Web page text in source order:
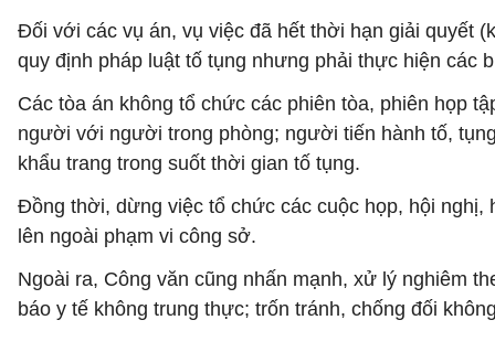
Đối với các vụ án, vụ việc đã hết thời hạn giải quyết
quy định pháp luật tố tụng nhưng phải thực hiện các
Các tòa án không tổ chức các phiên tòa, phiên họp
người với người trong phòng; người tiến hành tố,
khẩu trang trong suốt thời gian tố tụng.
Đồng thời, dừng việc tổ chức các cuộc họp, hội
lên ngoài phạm vi công sở.
Ngoài ra, Công văn cũng nhấn mạnh, xử lý nghiêm
báo y tế không trung thực; trốn tránh, chống đối